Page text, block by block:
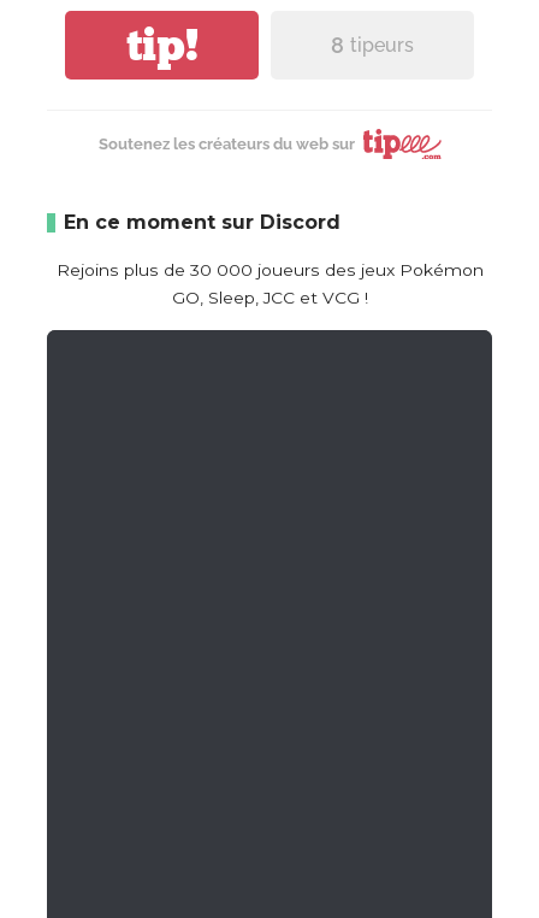
tip! 8 tipeurs
Soutenez les créateurs du web sur
En ce moment sur Discord
Rejoins plus de 30 000 joueurs des jeux Pokémon
GO, Sleep, JCC et VCG !